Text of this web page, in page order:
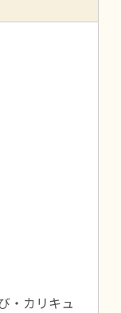
・カリキュ